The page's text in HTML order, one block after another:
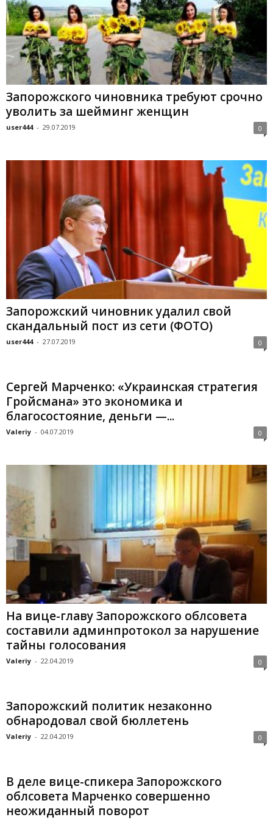
Запорожского чиновника требуют срочно
уволить за шейминг женщин
user444 - 29.07.2019 0
Запорожский чиновник удалил свой
скандальный пост из сети (ФОТО)
user444 - 27.07.2019 0
Сергей Марченко: «Украинская стратегия
Гройсмана» ­это экономика и
благосостояние, деньги —...
Valeriy - 04.07.2019 0
На вице-главу Запорожского облсовета
составили админпротокол за нарушение
тайны голосования
Valeriy - 22.04.2019 0
Запорожский политик незаконно
обнародовал свой бюллетень
Valeriy - 22.04.2019 0
В деле вице-спикера Запорожского
облсовета Марченко совершенно
неожиданный поворот